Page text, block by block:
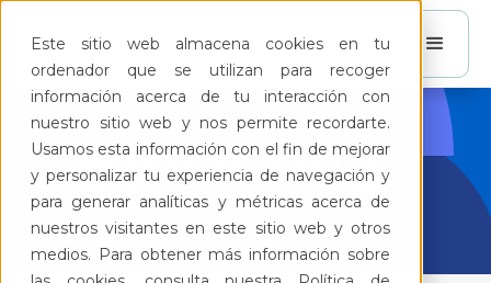
Este sitio web almacena cookies en tu
ordenador que se utilizan para recoger
información acerca de tu interacción con
nuestro sitio web y nos permite recordarte.
Usamos esta información con el fin de mejorar
y personalizar tu experiencia de navegación y
para generar analíticas y métricas acerca de
nuestros visitantes en este sitio web y otros
medios. Para obtener más información sobre
BlogFeliz